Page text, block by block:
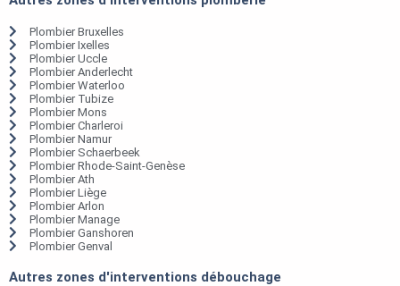
Plombier Bruxelles
Plombier Ixelles
Plombier Uccle
Plombier Anderlecht
Plombier Waterloo
Plombier Tubize
Plombier Mons
Plombier Charleroi
Plombier Namur
Plombier Schaerbeek
Plombier Rhode-Saint-Genèse
Plombier Ath
Plombier Liège
Plombier Arlon
Plombier Manage
Plombier Ganshoren
Plombier Genval
Autres zones d'interventions débouchage